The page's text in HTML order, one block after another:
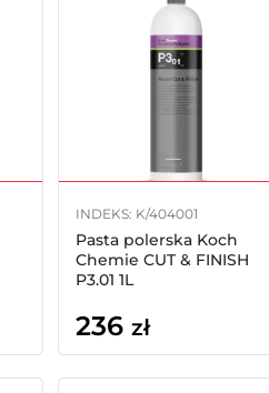
INDEKS: K/404001
Pasta polerska Koch
Chemie CUT & FINISH
P3.01 1L
236 zł